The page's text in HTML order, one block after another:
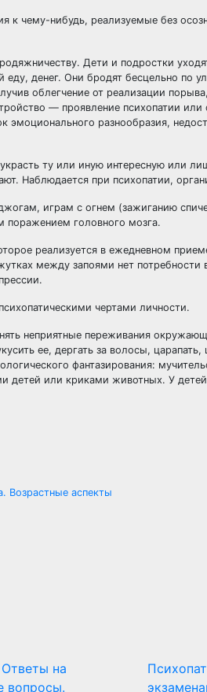
чему-нибудь, реализуемые без
Дети и подростки
денег. Они бродят бесцельно по
облегчение от реализации
— проявление психопатии или
разнообразия,
ту или иную интересную или
Наблюдается при психопатии,
играм с огнем (зажиганию
поражением головного мозга.
реализуется в ежедневном
между запоями нет потребности
чертами личности.
неприятные переживания
ее, дергать за волосы,
фантазирования:
или криками животных. У детей
Возрастные аспекты
на
вопросы.